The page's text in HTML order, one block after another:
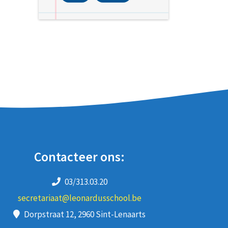
Contacteer ons:
03/313.03.20
secretariaat@leonardusschool.be
Dorpstraat 12, 2960 Sint-Lenaarts